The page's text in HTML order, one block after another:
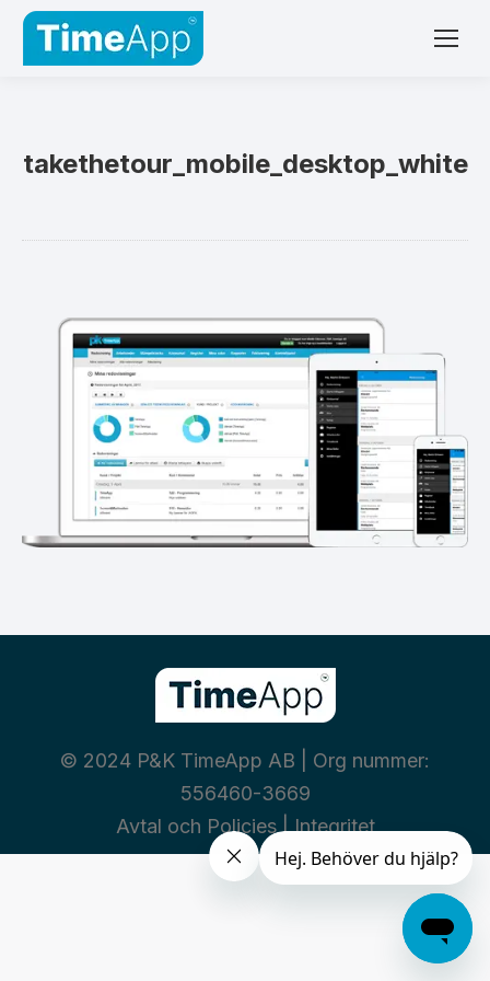
takethetour_mobile_desktop_white
© 2024 P&K TimeApp AB | Org nummer:
556460-3669
Avtal och Policies|Integritet